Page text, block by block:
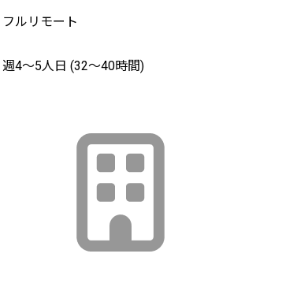
フルリモート
週4〜5人日 (32〜40時間)